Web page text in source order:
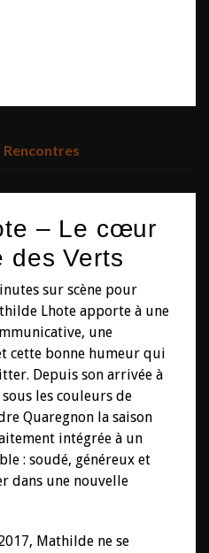
Rencontres
– Le cœur
des Verts
sur scène pour
Lhote apporte à une
une
cette bonne humeur qui
Depuis son arrivée à
sous les couleurs de
Quaregnon la saison
intégrée à un
: soudé, généreux et
dans une nouvelle
Mathilde ne se